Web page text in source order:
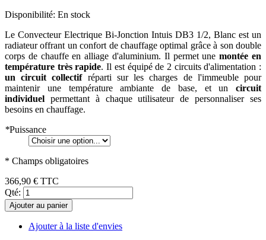
Disponibilité: En stock
Le Convecteur Electrique Bi-Jonction Intuis DB3 1/2, Blanc est un
radiateur offrant un confort de chauffage optimal grâce à son double
corps de chauffe en alliage d'aluminium. Il permet unemontée en
température très rapide. Il est équipé de 2 circuits d'alimentation :
un circuit collectifréparti sur les charges de l'immeuble pour
maintenir une température ambiante de base, et un circuit
individuel permettant à chaque utilisateur de personnaliser ses
besoins en chauffage.
*Puissance
* Champs obligatoires
366,90 € TTC
Qté:
Ajouter au panier
Ajouter à la liste d'envies